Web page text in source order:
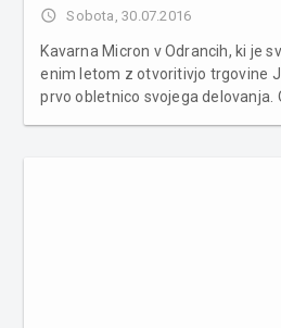
access_time Sobota, 30.07.2016
Kavarna Micron v Odrancih, ki je
enim letom z otvoritivjo trgovine
prvo obletnico svojega delovanja.